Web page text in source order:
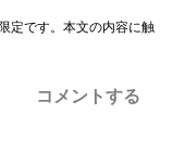
定です。本文の内容に触
コメントする